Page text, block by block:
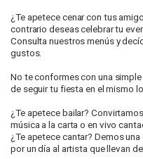
¿Te apetece cenar con tus
contrario deseas celebrar tu
Consulta nuestros menús y
gustos.
No te conformes con una
de seguir tu fiesta en el mismo
¿Te apetece bailar?
música a la carta o en vivo
¿Te apetece cantar? Demos
por un día al artista que llevan